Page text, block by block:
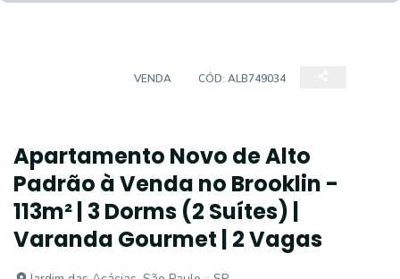
VENDA CÓD: ALB749034
Apartamento Novo de Alto
Padrão à Venda no Brooklin -
113m² | 3 Dorms (2 Suítes) |
Varanda Gourmet | 2 Vagas